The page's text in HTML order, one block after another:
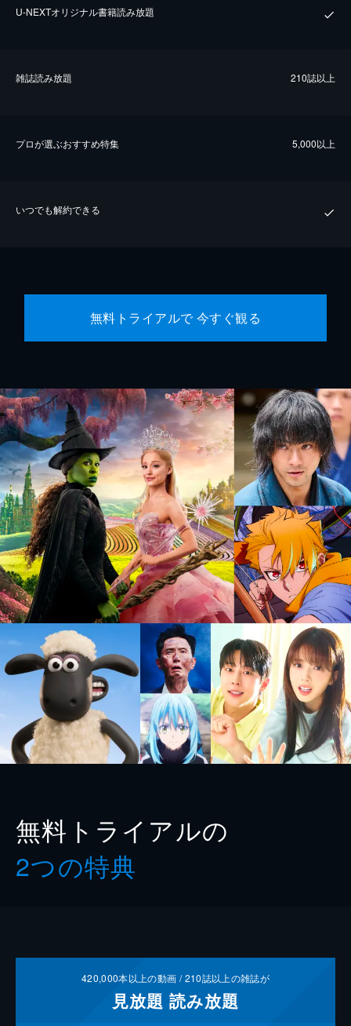
U-NEXTオリジナル書籍読み放題
雑誌読み放題 210誌以上
プロが選ぶおすすめ特集 5,000以上
いつでも解約できる
無料トライアルで 今すぐ観る
無料トライアルの
2つの特典
420,000本以上の動画 /210誌以上の雑誌が
見放題 読み放題